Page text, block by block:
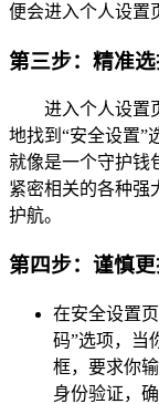
便会进入个人设置
第三步：精准
进入个人设置
地找到“安全设置”
就像是一个守护钱
紧密相关的各种强
护航。
第四步：谨慎
在安全设置
码”选项，当
框，要求你
身份验证，